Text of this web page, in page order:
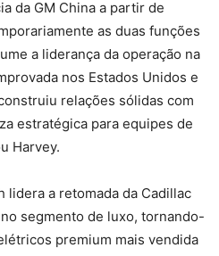
da GM China a partir de
as duas funções
a liderança da operação na
nos Estados Unidos e
relações sólidas com
estratégica para equipes de
Harvey.
lidera a retomada da Cadillac
segmento de luxo, tornando-
premium mais vendida